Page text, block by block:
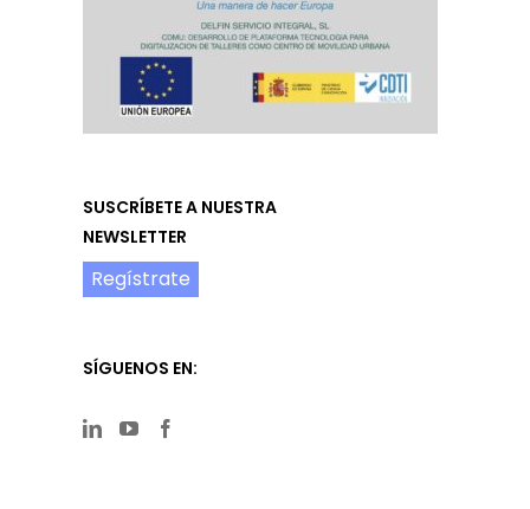
SUSCRÍBETE A NUESTRA
NEWSLETTER
Regístrate
SÍGUENOS EN: